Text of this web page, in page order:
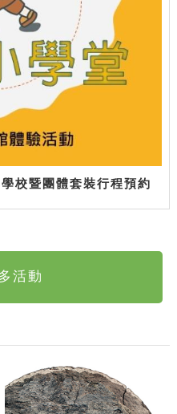
校暨團體套裝行程預約
活動